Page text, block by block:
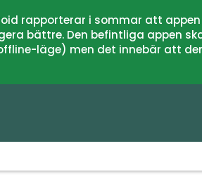
rapporterar i sommar att
bättre. Den befintliga appen
läge) men det innebär att